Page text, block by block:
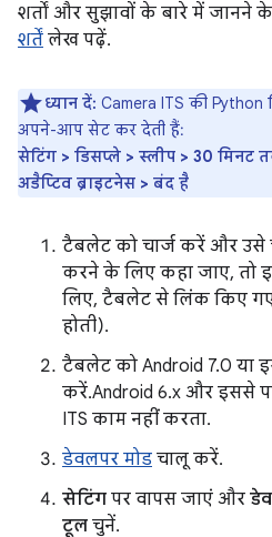
शर्तों और सुझावों के बारे में जानने
शर्तें लेख पढ़ें.
ध्यान दें: Camera ITS की Python
अपने-आप सेट कर देती हैं:
सेटिंग > डिसप्ले > स्लीप > 30 मिनट
अडैप्टिव ब्राइटनेस > बंद है
टैबलेट को चार्ज करें और उसे
करने के लिए कहा जाए, तो
लिए, टैबलेट से लिंक किए
होती).
टैबलेट को Android 7.0 या
करें. Android 6.x और इससे
ITS काम नहीं करता.
डेवलपर मोड चालू करें.
सेटिंग पर वापस जाएं और
टूल चुनें.